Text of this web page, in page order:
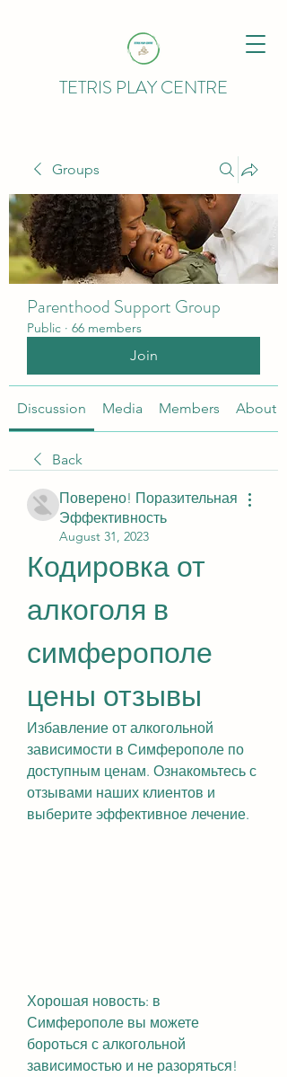
TETRIS PLAY CENTRE
Groups
Parenthood Support Group
Public · 66 members
Join
Discussion Media Members About
Back
Поверено! Поразительная
Эффективность
August 31, 2023
Кодировка от
алкоголя в
симферополе
цены отзывы
Избавление от алкогольной
зависимости в Симферополе по
доступным ценам. Ознакомьтесь с
отзывами наших клиентов и
выберите эффективное лечение.
Хорошая новость: в
Симферополе вы можете
бороться с алкогольной
зависимостью и не разоряться!